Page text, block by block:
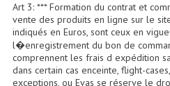
Amplificateurs
Casques
Compresseurs ,
Art 3: *** Formation du contrat et
vente des produits en ligne sur le
indiqués en Euros, sont ceux en
l�enregistrement du bon de
comprennent les frais d expédition
dans certain cas enceinte, flight-
exceptions, ou Evas se réserve le